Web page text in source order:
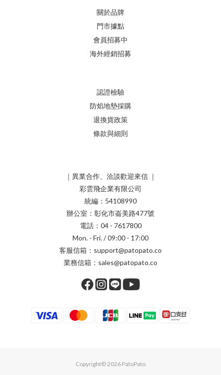
關於品牌
門市據點
會員招募中
海外經銷招募
認證檢驗
防焰地墊採購
退換貨政策
條款與細則
｜異業合作、洽談歡迎來信 ｜
彩雲飛企業有限公司
統編：54108990
辦公室：彰化市崙美路477號
電話：04 - 7617800
Mon. - Fri. / 09:00 - 17:00
客服信箱：support@patopato.co
業務信箱：sales@patopato.co
Copyright© 2026 PatoPato